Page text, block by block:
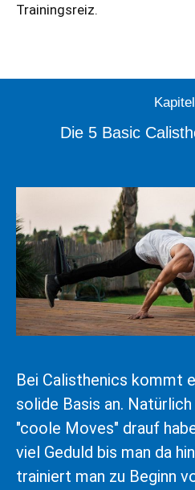
Trainingsreiz.
Die 5 Basic
Bei Calisthenics kommt
solide Basis an.
"coole Moves" drauf
viel Geduld bis man da
trainiert man zu Beginn